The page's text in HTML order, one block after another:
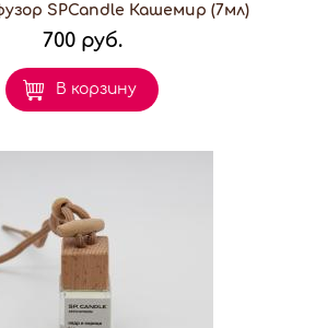
SPCandle Кашемир (7мл)
700 руб.
В корзину